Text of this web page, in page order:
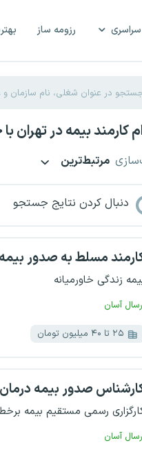
رزومه ساز
بیمه در تهران با حقوق بالای
مرتبط‌ترین
دنبال کردن نتایج جستجو
مسلط به صدور
زندگی خاورمیانه
آسان
۲۵ تا ۴۰ میلیون تومان
صدور بیمه درمان
رسمی مستقیم بیمه برخط
آسان